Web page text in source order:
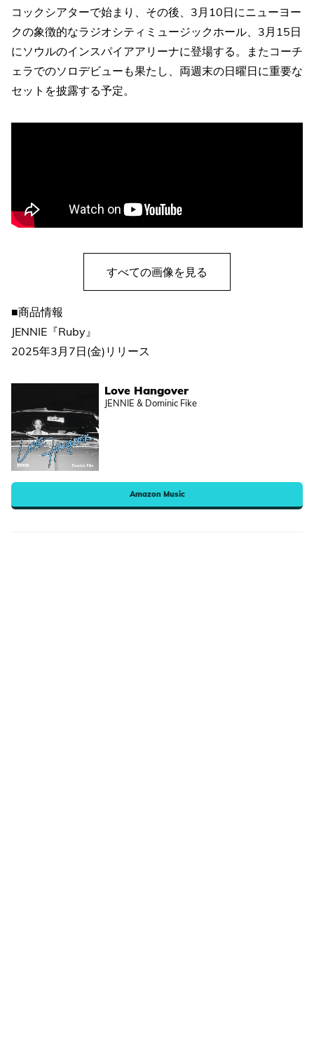
コックシアターで始まり、その後、3月10日にニューヨー
クの象徴的なラジオシティミュージックホール、3月15日
にソウルのインスパイアアリーナに登場する。またコーチ
ェラでのソロデビューも果たし、両週末の日曜日に重要な
セットを披露する予定。
すべての画像を見る
■商品情報
JENNIE『Ruby』
2025年3月7日(金)リリース
Love Hangover
JENNIE & Dominic Fike
Amazon Music